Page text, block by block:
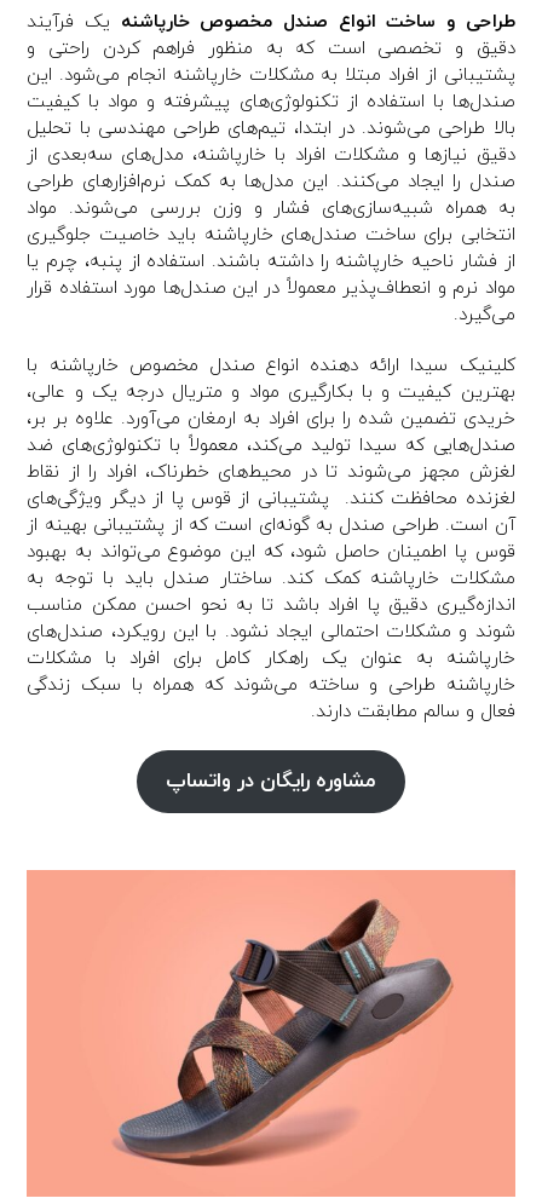
طراحی و ساخت انواع صندل مخصوص خارپاشنه یک فرآیند
دقیق و تخصصی است که به منظور فراهم کردن راحتی و
پشتیبانی از افراد مبتلا به مشکلات خارپاشنه انجام می‌شود. این
صندل‌ها با استفاده از تکنولوژی‌های پیشرفته و مواد با کیفیت
بالا طراحی می‌شوند. در ابتدا، تیم‌های طراحی مهندسی با تحلیل
دقیق نیازها و مشکلات افراد با خارپاشنه، مدل‌های سه‌بعدی از
صندل را ایجاد می‌کنند. این مدل‌ها به کمک نرم‌افزارهای طراحی
به همراه شبیه‌سازی‌های فشار و وزن بررسی می‌شوند. مواد
انتخابی برای ساخت صندل‌های خارپاشنه باید خاصیت جلوگیری
از فشار ناحیه خارپاشنه را داشته باشند. استفاده از پنبه، چرم یا
مواد نرم و انعطاف‌پذیر معمولاً در این صندل‌ها مورد استفاده قرار
می‌گیرد.
کلینیک سیدا ارائه دهنده انواع صندل مخصوص خارپاشنه با
بهترین کیفیت و با بکارگیری مواد و متریال درجه یک و عالی،
خریدی تضمین شده را برای افراد به ارمغان می‌آورد. علاوه بر بر،
صندل‌هایی که سیدا تولید می‌کند، معمولاً با تکنولوژی‌های ضد
لغزش مجهز می‌شوند تا در محیط‌های خطرناک، افراد را از نقاط
لغزنده محافظت کنند. پشتیبانی از قوس پا از دیگر ویژگی‌های
آن است. طراحی صندل به گونه‌ای است که از پشتیبانی بهینه از
قوس پا اطمینان حاصل شود، که این موضوع می‌تواند به بهبود
مشکلات خارپاشنه کمک کند. ساختار صندل باید با توجه به
اندازه‌گیری دقیق پا افراد باشد تا به نحو احسن ممکن مناسب
شوند و مشکلات احتمالی ایجاد نشود. با این رویکرد، صندل‌های
خارپاشنه به عنوان یک راهکار کامل برای افراد با مشکلات
خارپاشنه طراحی و ساخته می‌شوند که همراه با سبک زندگی
فعال و سالم مطابقت دارند.
مشاوره رایگان در واتساپ